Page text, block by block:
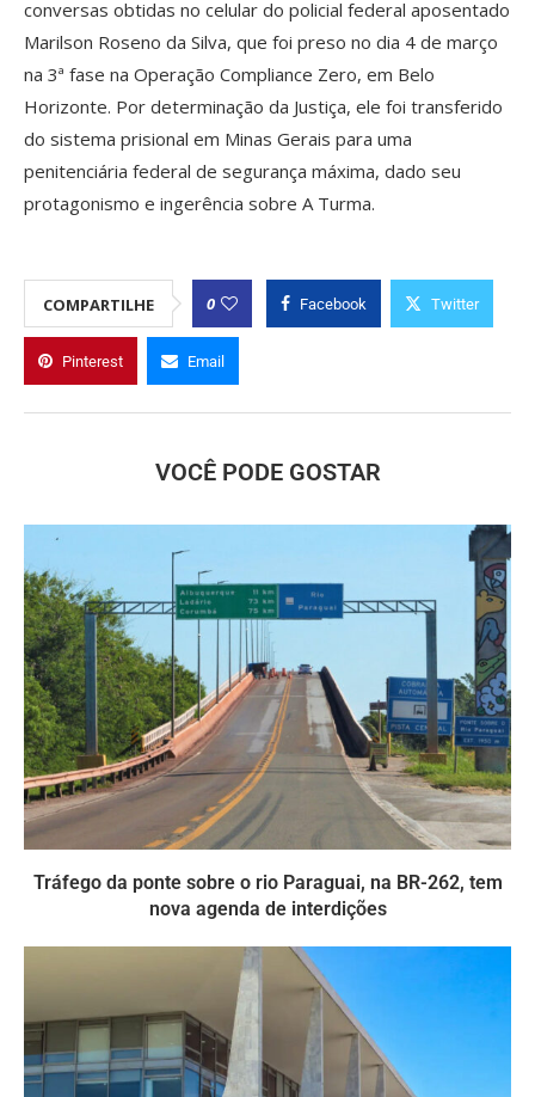
conversas obtidas no celular do policial federal aposentado
Marilson Roseno da Silva, que foi preso no dia 4 de março
na 3ª fase na Operação Compliance Zero, em Belo
Horizonte. Por determinação da Justiça, ele foi transferido
do sistema prisional em Minas Gerais para uma
penitenciária federal de segurança máxima, dado seu
protagonismo e ingerência sobre A Turma.
COMPARTILHE 0 Facebook Twitter
Pinterest Email
VOCÊ PODE GOSTAR
Tráfego da ponte sobre o rio Paraguai, na BR-262, tem
nova agenda de interdições